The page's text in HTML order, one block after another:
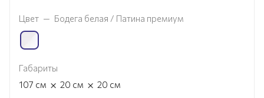
Цвет — Бодега белая / Патина премиум
Габариты
107 см × 20 см × 20 см